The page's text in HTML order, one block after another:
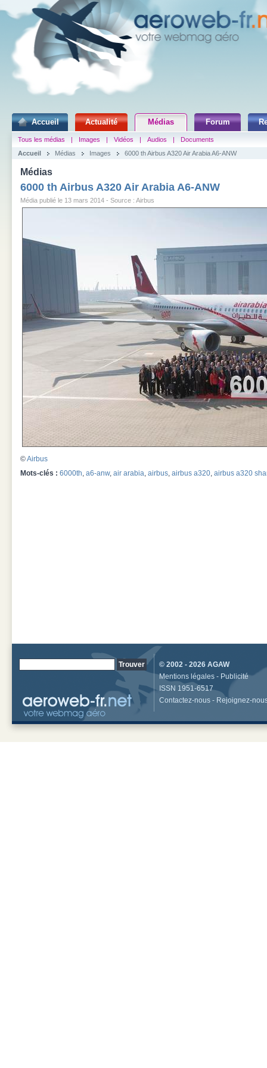
Accueil Actualité Médias Forum
Tous les médias | Images | Vidéos | Audios |
Documents
Accueil
Médias Images 6000 th Airbus A320 Air Arabia A6-ANW
Médias
6000 th Airbus A320 Air Arabia A6-ANW
Média publié le 13 mars 2014 - Source : Airbus
©Airbus
Mots-clés : 6000th, a6-anw, air arabia, airbus, airbus a320, airbus a320
© 2002 - 2026 AGAW
Mentions légales - Publicité
ISSN 1951-6517
Contactez-nous - Rejoignez-